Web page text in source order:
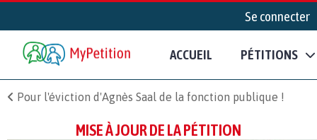
Se connecter
ACCUEIL PÉTITIONS
Pour l'éviction d'Agnès Saal de la fonction publique !
MISE À JOUR DE LA PÉTITION